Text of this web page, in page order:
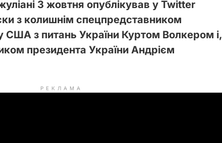
3 жовтня опублікував у Twitter
з колишнім спецпредставником
з питань України Куртом Волкером і,
президента України Андрієм
РЕКЛАМА